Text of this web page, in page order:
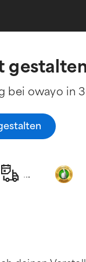
bei owayo in
...